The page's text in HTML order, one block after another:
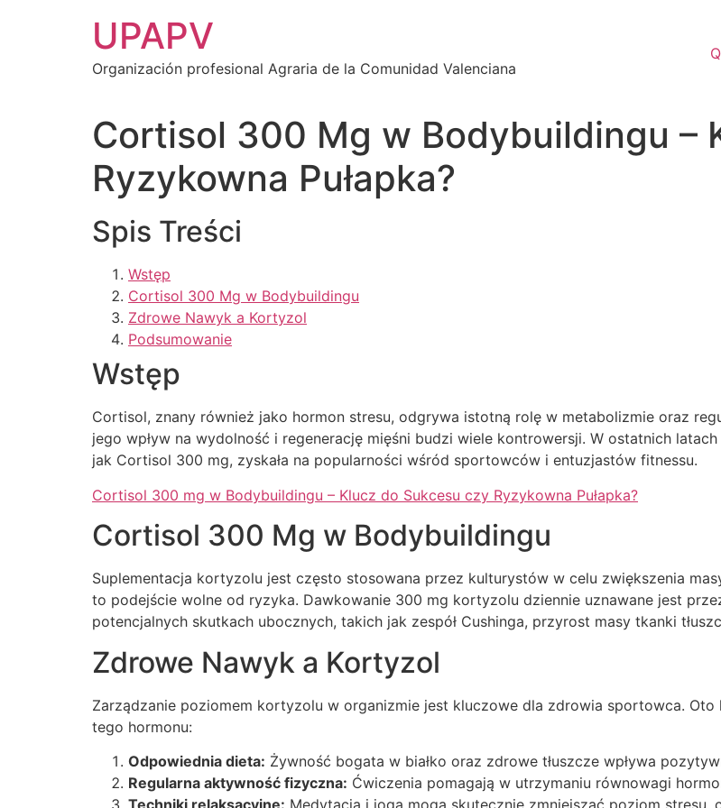
UPAPV
Organización profesional Agraria de la Comunidad Valenciana
Cortisol 300 Mg w Bodybuildingu –
Ryzykowna Pułapka?
Spis Treści
Wstęp
Cortisol 300 Mg w Bodybuildingu
Zdrowe Nawyk a Kortyzol
Podsumowanie
Wstęp
Cortisol, znany również jako hormon stresu, odgrywa istotną rolę w metabolizmie oraz
jego wpływ na wydolność i regenerację mięśni budzi wiele kontrowersji. W ostatnich
jak Cortisol 300 mg, zyskała na popularności wśród sportowców i entuzjastów fitnessu.
Cortisol 300 mg w Bodybuildingu – Klucz do Sukcesu czy Ryzykowna Pułapka?
Cortisol 300 Mg w Bodybuildingu
Suplementacja kortyzolu jest często stosowana przez kulturystów w celu zwiększenia
to podejście wolne od ryzyka. Dawkowanie 300 mg kortyzolu dziennie uznawane jest
potencjalnych skutkach ubocznych, takich jak zespół Cushinga, przyrost masy tkanki
Zdrowe Nawyk a Kortyzol
Zarządzanie poziomem kortyzolu w organizmie jest kluczowe dla zdrowia sportowca.
tego hormonu:
Odpowiednia dieta: Żywność bogata w białko oraz zdrowe tłuszcze wpływa
Regularna aktywność fizyczna: Ćwiczenia pomagają w utrzymaniu równowagi
Techniki relaksacyjne: Medytacja i joga mogą skutecznie zmniejszać poziom stresu,